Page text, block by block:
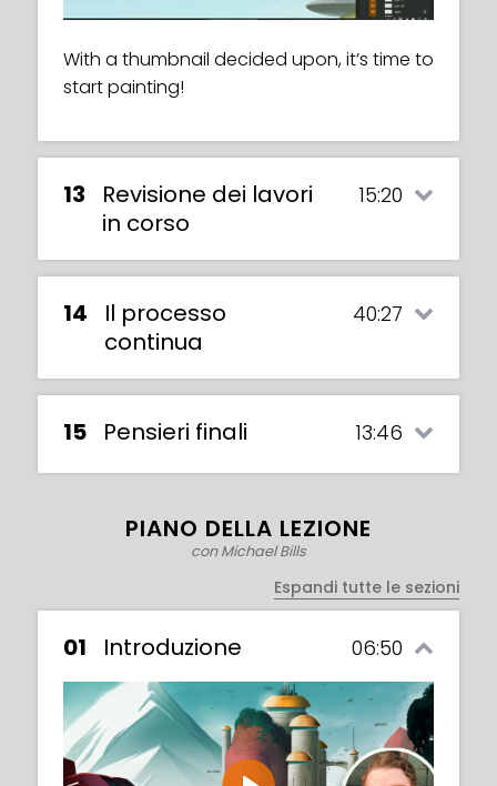
With a thumbnail decided upon, it’s time to
start painting!
13
Revisione dei lavori
in corso
15:20
in progress.
14
Il processo
continua
40:27
improve the image based on the previous
review.
15 Pensieri finali 13:46
Reflecting on the whole process and how I
used the concepts discussed at the start
to come up with the final image.
PIANO DELLA LEZIONE
con Michael Bills
Espandi tutte le sezioni
01 Introduzione 06:50